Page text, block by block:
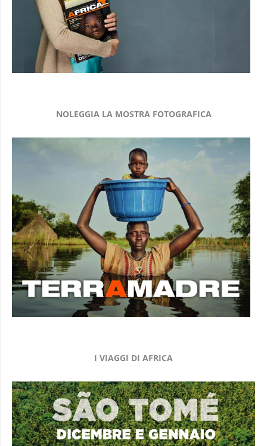
NOLEGGIA LA MOSTRA FOTOGRAFICA
I VIAGGI DI AFRICA